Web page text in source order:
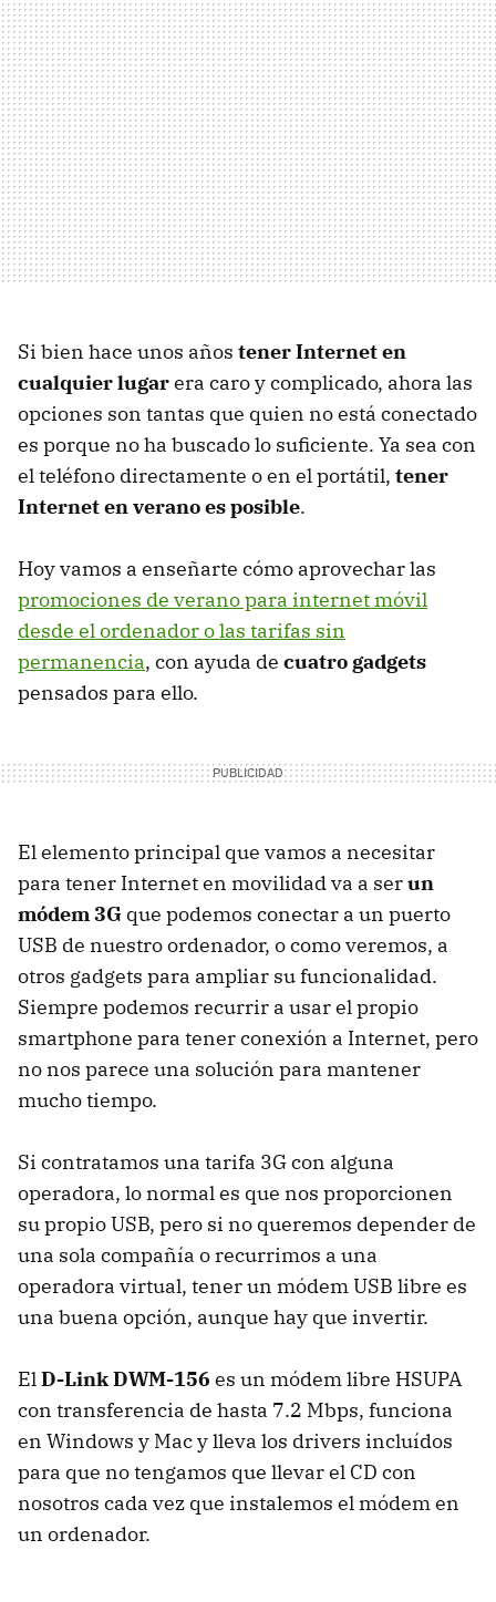
Si bien hace unos años tener Internet en
cualquier lugarera caro y complicado, ahora las
opciones son tantas que quien no está conectado
es porque no ha buscado lo suficiente. Ya sea con
el teléfono directamente o en el portátil, tener
Internet en verano es posible.
Hoy vamos a enseñarte cómo aprovechar las
promociones de verano para internet móvil
desde el ordenador o las tarifas sin
permanencia, con ayuda de cuatro gadgets
pensados para ello.
El elemento principal que vamos a necesitar
para tener Internet en movilidad va a serun
módem 3G que podemos conectar a un puerto
USB de nuestro ordenador, o como veremos, a
otros gadgets para ampliar su funcionalidad.
Siempre podemos recurrir a usar el propio
smartphone para tener conexión a Internet, pero
no nos parece una solución para mantener
mucho tiempo.
Si contratamos una tarifa 3G con alguna
operadora, lo normal es que nos proporcionen
su propioUSB, pero si no queremos depender de
una sola compañía o recurrimos a una
operadora virtual, tener un módemUSB libre es
una buena opción, aunque hay que invertir.
ElD-Link DWM-156 es un módem libre HSUPA
con transferencia de hasta 7.2 Mbps, funciona
en Windows y Mac y lleva los drivers incluídos
para que no tengamos que llevar el CD con
nosotros cada vez que instalemos el módem en
un ordenador.